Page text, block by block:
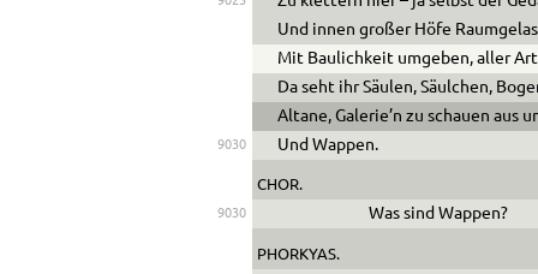
Und innen großer Höfe
Mit Baulichkeit umgeben, aller
Da seht ihr Säulen, Säulchen,
Altane, Galerie’n zu schauen aus
9030 Und Wappen.
CHOR.
9030 Was sind Wappen?
PHORKYAS.